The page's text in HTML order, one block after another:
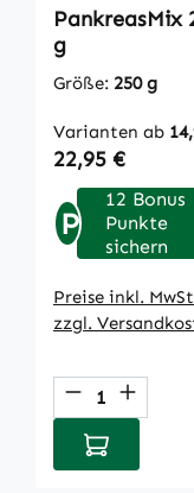
PankreasMix
g
Größe: 250 g
Varianten ab
Regulärer Preis:
22,95 €
P
12 Bonus
Punkte
sichern
Preise inkl.
zzgl.
Produkt
In den